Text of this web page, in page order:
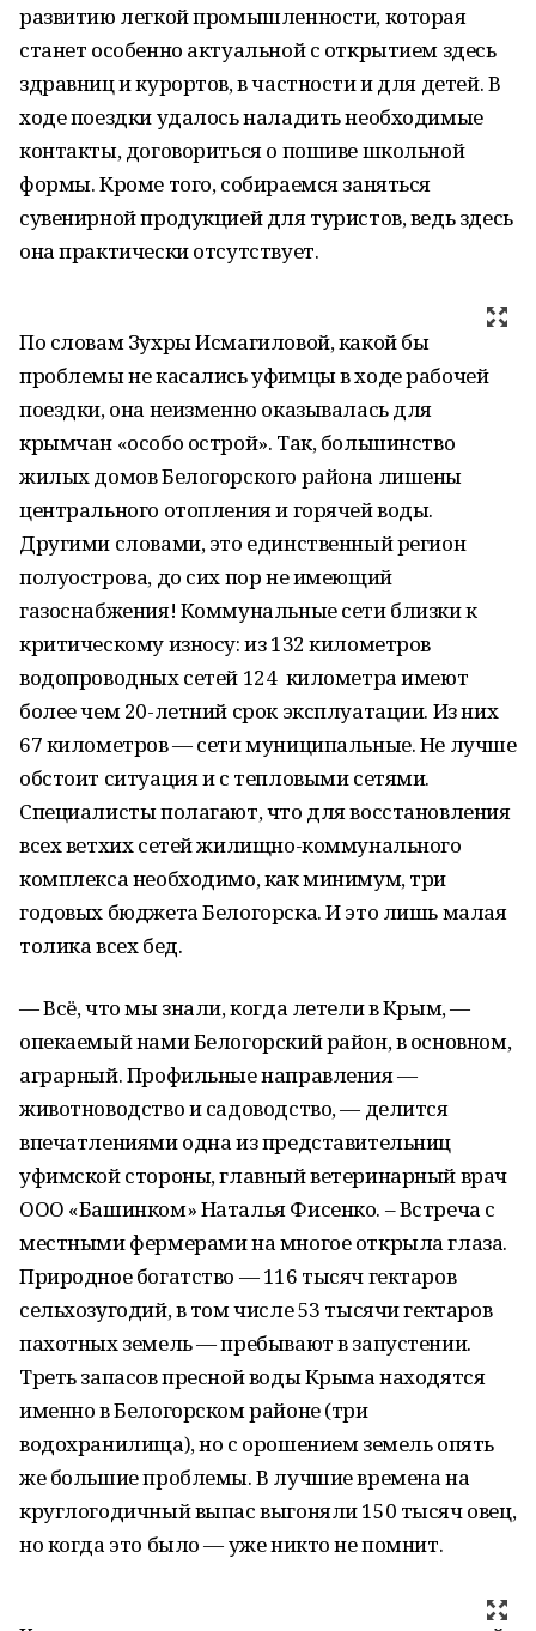
развитию легкой промышленности, которая
станет особенно актуальной с открытием здесь
здравниц и курортов, в частности и для детей. В
ходе поездки удалось наладить необходимые
контакты, договориться о пошиве школьной
формы. Кроме того, собираемся заняться
сувенирной продукцией для туристов, ведь здесь
она практически отсутствует.
По словам Зухры Исмагиловой, какой бы
проблемы не касались уфимцы в ходе рабочей
поездки, она неизменно оказывалась для
крымчан «особо острой». Так, большинство
жилых домов Белогорского района лишены
центрального отопления и горячей воды.
Другими словами, это единственный регион
полуострова, до сих пор не имеющий
газоснабжения! Коммунальные сети близки к
критическому износу: из 132 километров
водопроводных сетей 124 километра имеют
более чем 20-летний срок эксплуатации. Из них
67 километров — сети муниципальные. Не лучше
обстоит ситуация и с тепловыми сетями.
Специалисты полагают, что для восстановления
всех ветхих сетей жилищно-коммунального
комплекса необходимо, как минимум, три
годовых бюджета Белогорска. И это лишь малая
толика всех бед.
— Всё, что мы знали, когда летели в Крым, —
опекаемый нами Белогорский район, в основном,
аграрный. Профильные направления —
животноводство и садоводство, — делится
впечатлениями одна из представительниц
уфимской стороны, главный ветеринарный врач
ООО «Башинком» Наталья Фисенко. – Встреча с
местными фермерами на многое открыла глаза.
Природное богатство — 116 тысяч гектаров
сельхозугодий, в том числе 53 тысячи гектаров
пахотных земель — пребывают в запустении.
Треть запасов пресной воды Крыма находятся
именно в Белогорском районе (три
водохранилища), но с орошением земель опять
же большие проблемы. В лучшие времена на
круглогодичный выпас выгоняли 150 тысяч овец,
но когда это было — уже никто не помнит.